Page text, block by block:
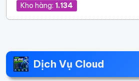
Kho hàng: 1.134
Dịch Vụ Cloud